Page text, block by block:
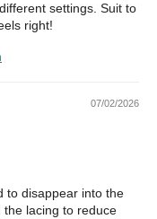
settings. Suit to
right!
07/02/2026
to disappear into the
lacing to reduce